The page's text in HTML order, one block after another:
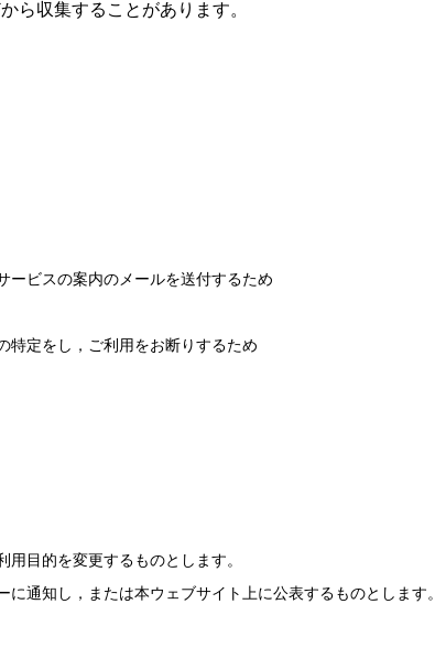
ら収集することがあります。
ービスの案内のメールを送付するため
特定をし，ご利用をお断りするため
目的を変更するものとします。
通知し，または本ウェブサイト上に公表するものとします。